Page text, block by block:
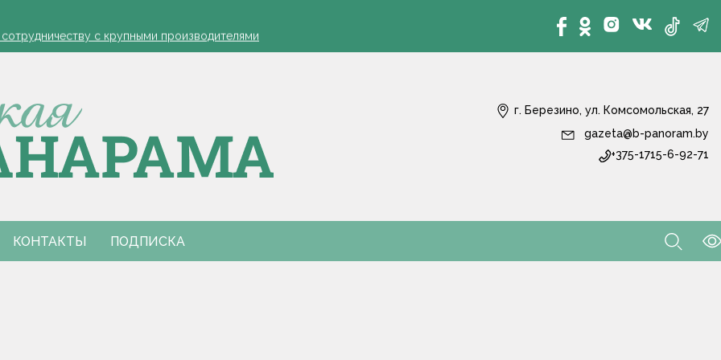
защита яблонь
с крупными производителями
я борюсь за деревню
обозначил слабые места в работе автолавок
на селе: "Просрочка и тухлятина!"
защита яблонь
с крупными производителями
я борюсь за деревню
обозначил слабые места в работе автолавок
на селе: "Просрочка и тухлятина!"
г. Березино, ул. Комсомольская, 27
gazeta@b-panoram.by
+375-1715-6-92-71
КОНТАКТЫ ПОДПИСКА